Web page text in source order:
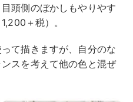
頭側のぼかしもやりやす
＋税）。
て描きますが、自分のな
スを考えて他の色と混ぜ